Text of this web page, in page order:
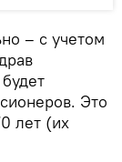
– с учетом
Это
лет (их